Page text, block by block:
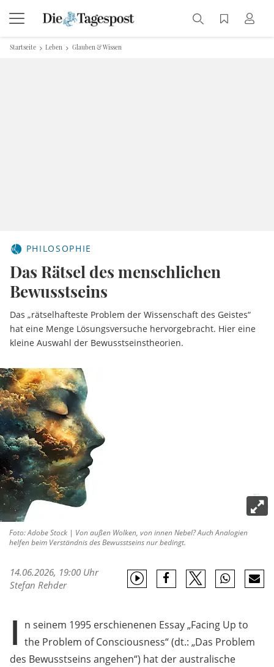
Startseite Leben Glauben & Wissen
PHILOSOPHIE
Das Rätsel des menschlichen
Bewusstseins
Das „rätselhafteste Problem der Wissenschaft des Geistes“
hat eine Menge Lösungsversuche hervorgebracht. Hier eine
kleine Auswahl der Bewusstseinstheorien.
Foto: Adobe Stock | Von außen Wolken, von innen Nebel? Auch Analogien
helfen beim Verständnis des Bewusstseins nur bedingt.
14.06.2026, 19:00 Uhr
Stefan Rehder
I n seinem 1995 erschienenen Essay „Facing Up to
the Problem of Consciousness“ (dt.: „Das Problem
des Bewusstseins angehen“) hat der australische